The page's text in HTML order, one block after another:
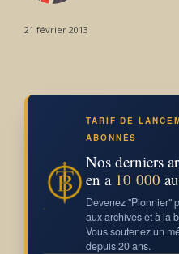
21 février 2013
TARIF DE
ABONNÉS
Nos derniers
en a 10 000
Devenez "Pionnier"
aux archives et à la
Vous soutenez un
depuis 20 ans.